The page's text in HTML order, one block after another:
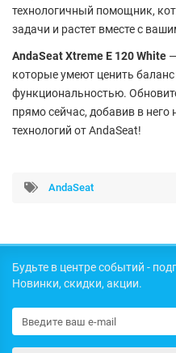
технологичный помощник,
задачи и растет вместе с
AndaSeat Xtreme E 120 White
которые умеют ценить
функциональностью.
прямо сейчас, добавив в него
технологий от AndaSeat!
AndaSeat
Будьте в центре событий -
Новинки, скидки, акции.